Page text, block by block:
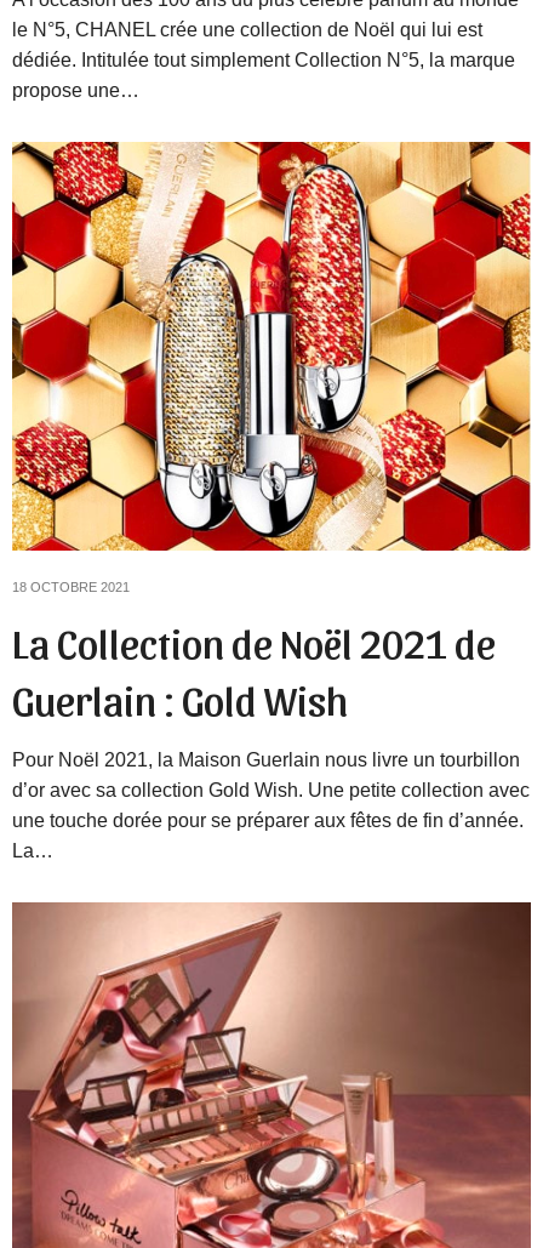
le N°5, CHANEL crée une collection de Noël qui lui est
dédiée. Intitulée tout simplement Collection N°5, la marque
propose une…
18 OCTOBRE 2021
La Collection de Noël 2021 de
Guerlain : Gold Wish
Pour Noël 2021, la Maison Guerlain nous livre un tourbillon
d’or avec sa collection Gold Wish. Une petite collection avec
une touche dorée pour se préparer aux fêtes de fin d’année.
La…